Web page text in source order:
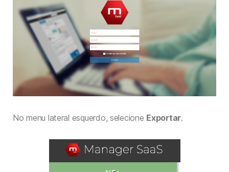
No menu lateral esquerdo, selecione Exportar.